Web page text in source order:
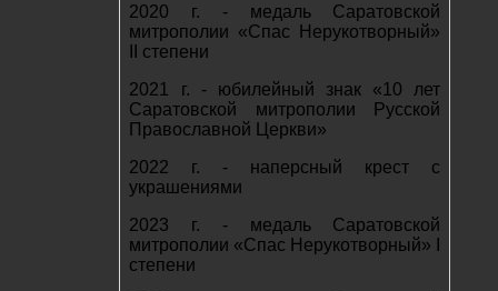
2020 г. - медаль Саратовской
митрополии «Спас Нерукотворный»
II степени
2021 г. - юбилейный знак «10 лет
Саратовской митрополии Русской
Православной Церкви»
2022 г. - наперсный крест с
украшениями
2023 г. - медаль Саратовской
митрополии «Спас Нерукотворный» I
степени